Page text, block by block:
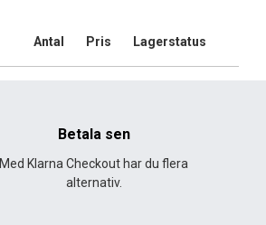
Antal Pris Lagerstatus
Betala sen
Med Klarna Checkout har du flera
alternativ.